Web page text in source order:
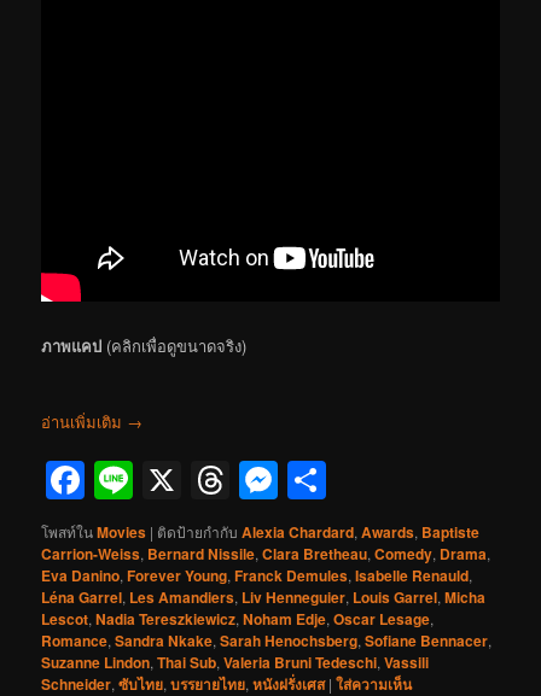
ภาพแคป (คลิกเพื่อดูขนาดจริง)
อ่านเพิ่มเติม →
Facebook
Line
X Threads
Messenger
โพสท์ในMovies | ติดป้ายกำกับ Alexia Chardard,Awards, Baptiste
Carrion-Weiss, Bernard Nissile,Clara Bretheau,Comedy, Drama,
Eva Danino,Forever Young,Franck Demules,Isabelle Renauld,
Léna Garrel, Les Amandiers, Liv Henneguier, Louis Garrel,Micha
Lescot,Nadia Tereszkiewicz,Noham Edje,Oscar Lesage,
Romance,Sandra Nkake,Sarah Henochsberg,Sofiane Bennacer,
Suzanne Lindon,Thai Sub,Valeria Bruni Tedeschi,Vassili
Schneider,ซับไทย,บรรยายไทย,หนังฝรั่งเศส |ใส่ความเห็น